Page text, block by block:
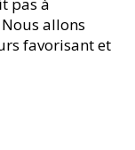
pas à
allons
favorisant et